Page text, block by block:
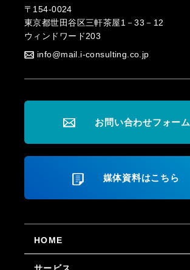
〒154-0024
東京都世田谷区三軒茶屋1－33－12
ウィンドワード203
info@mail.i-consulting.co.jp
お問い合わせフォーム
媒体資料はこちら
HOME